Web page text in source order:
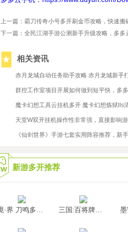
上一篇：霸刀传奇小号多开刷金币攻略，快速搬
下一篇：全民江湖手游公测新手升级攻略，多多
相关资讯
赤月龙城自动任务助手攻略 赤月龙城新手
群控工作室项目开展如何做到短平快，多
魔卡幻想工具云挂机多开 魔卡幻想炼狱lls
天堂W双开挂机操作性非常强，直接影响
《仙剑世界》手游七套实用阵容推荐，新
新游多开推荐